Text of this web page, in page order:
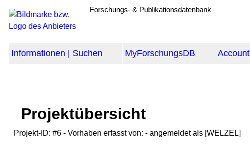
Forschungs- & Publikationsdatenbank
Informationen | Suchen MyForschungsDB Account
Projektübersicht
Projekt-ID: #6 - Vorhaben erfasst von: - angemeldet als [WELZEL]